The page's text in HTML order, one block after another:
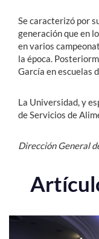
Se caracterizó por
generación que en
en varios
la época.
García en escuelas
La Universidad, y
de Servicios de
Dirección General